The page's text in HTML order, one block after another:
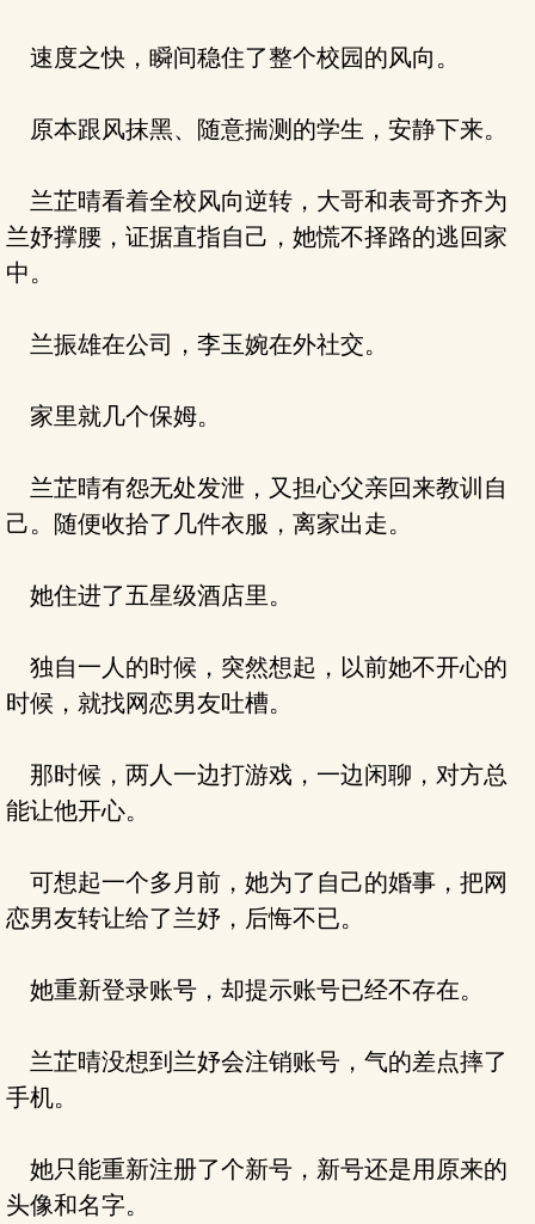
速度之快，瞬间稳住了整个校园的风向。
原本跟风抹黑、随意揣测的学生，安静下来。
兰芷晴看着全校风向逆转，大哥和表哥齐齐为
兰妤撑腰，证据直指自己，她慌不择路的逃回家
中。
兰振雄在公司，李玉婉在外社交。
家里就几个保姆。
兰芷晴有怨无处发泄，又担心父亲回来教训自
己。随便收拾了几件衣服，离家出走。
她住进了五星级酒店里。
独自一人的时候，突然想起，以前她不开心的
时候，就找网恋男友吐槽。
那时候，两人一边打游戏，一边闲聊，对方总
能让他开心。
可想起一个多月前，她为了自己的婚事，把网
恋男友转让给了兰妤，后悔不已。
她重新登录账号，却提示账号已经不存在。
兰芷晴没想到兰妤会注销账号，气的差点摔了
手机。
她只能重新注册了个新号，新号还是用原来的
头像和名字。